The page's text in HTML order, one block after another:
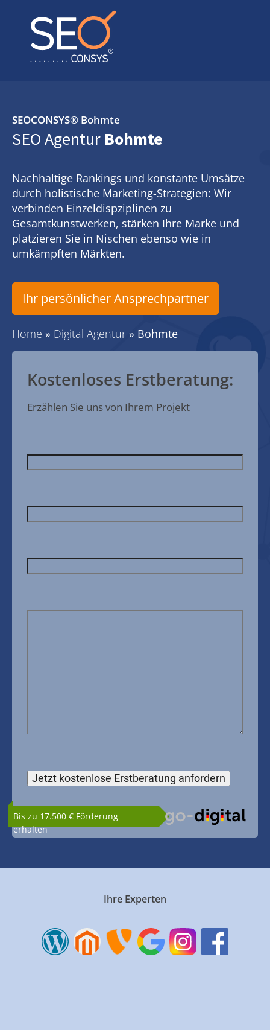
SEOCONSYS® Bohmte
SEO Agentur Bohmte
Nachhaltige Rankings und konstante Umsätze
durch holistische Marketing-Strategien: Wir
verbinden Einzeldispziplinen zu
Gesamtkunstwerken, stärken Ihre Marke und
platzieren Sie in Nischen ebenso wie in
umkämpften Märkten.
Ihr persönlicher Ansprechpartner
Home » Digital Agentur » Bohmte
Kostenloses Erstberatung:
Erzählen Sie uns von Ihrem Projekt
Bis zu 17.500 € Förderung
erhalten
Ihre Experten